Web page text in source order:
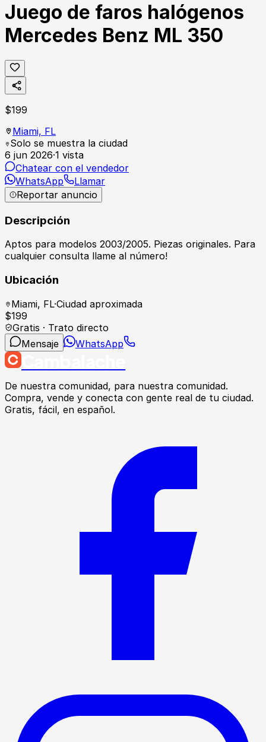
Juego de faros halógenos
Mercedes Benz ML 350
$199
Miami, FL
Solo se muestra la ciudad
6 jun 2026·1 vista
Chatear con el vendedor
WhatsApp
Llamar
Reportar anuncio
Descripción
Aptos para modelos 2003/2005. Piezas originales. Para
cualquier consulta llame al número!
Ubicación
Miami, FL·Ciudad aproximada
$199
Gratis · Trato directo
Mensaje
WhatsApp
De nuestra comunidad, para nuestra comunidad.
Compra, vende y conecta con gente real de tu ciudad.
Gratis, fácil, en español.